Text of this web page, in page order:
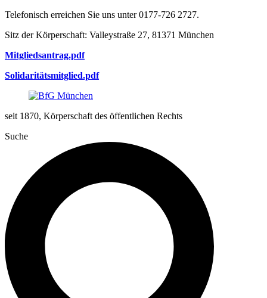
Telefonisch erreichen Sie uns unter 0177-726 2727.
Sitz der Körperschaft: Valleystraße 27, 81371 München
Mitgliedsantrag.pdf
Solidaritätsmitglied.pdf
seit 1870, Körperschaft des öffentlichen Rechts
Suche